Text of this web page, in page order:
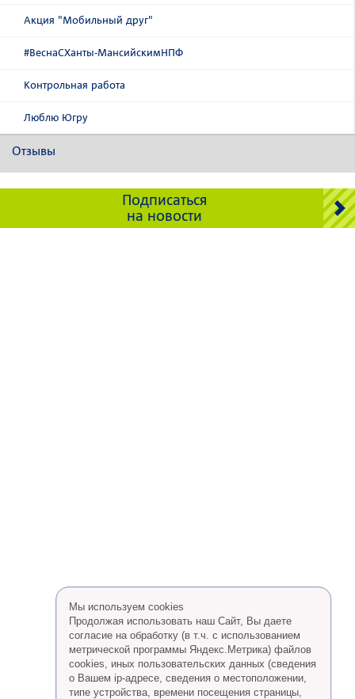
Акция "Мобильный друг"
#ВеснаСХанты-МансийскимНПФ
Контрольная работа
Люблю Югру
Отзывы
Подписаться
на новости
Мы используем cookies
Продолжая использовать наш Сайт, Вы даете
согласие на обработку (в т.ч. с использованием
метрической программы Яндекс.Метрика) файлов
cookies, иных пользовательских данных (сведения
о Вашем ip-адресе, сведения о местоположении,
типе устройства, времени посещения страницы,